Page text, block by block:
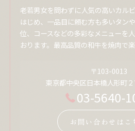
老若男女を問わずに人気の高いカル
はじめ、一品目に頼む方も多いタン
位、コースなどの多彩なメニューを
おります。最高品質の和牛を焼肉で楽
〒103-0013
東京都中央区日本橋人形町
03-5640-
お問い合わせはこ